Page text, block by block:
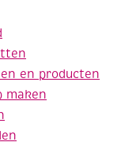
en producten
maken